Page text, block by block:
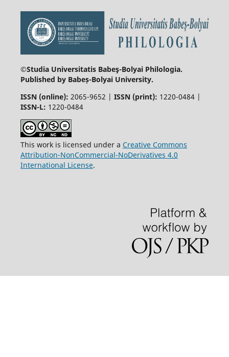
©Studia Universitatis Babeş-Bolyai Philologia.
Published by Babeș-Bolyai University.
ISSN (online): 2065-9652 | ISSN (print): 1220-0484 |
ISSN-L: 1220-0484
This work is licensed under a Creative Commons
Attribution-NonCommercial-NoDerivatives 4.0
International License.